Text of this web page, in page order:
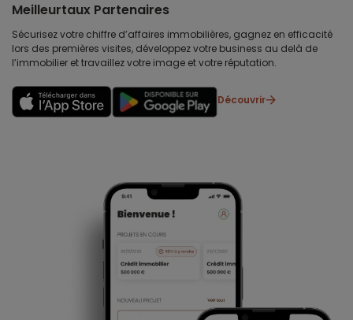
Meilleurtaux Partenaires
Sécurisez votre chiffre d’affaires immobilières, gagnez en efficacité
lors des premières visites, développez votre business au delà de
l’immobilier et travaillez votre image et votre réputation.
Découvrir